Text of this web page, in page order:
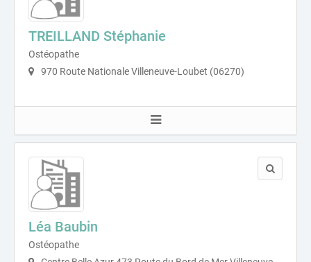
TREILLAND Stéphanie
Ostéopathe
970 Route Nationale Villeneuve-Loubet (06270)
Léa Baubin
Ostéopathe